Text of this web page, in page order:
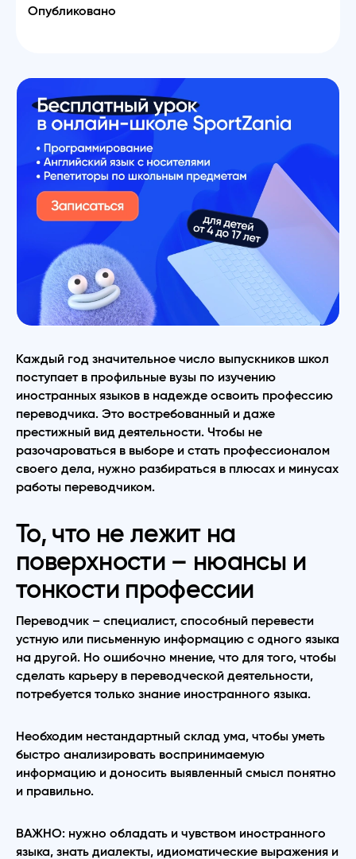
Опубликовано
Каждый год значительное число выпускников школ
поступает в профильные вузы по изучению
иностранных языков в надежде освоить профессию
переводчика. Это востребованный и даже
престижный вид деятельности. Чтобы не
разочароваться в выборе и стать профессионалом
своего дела, нужно разбираться в плюсах и минусах
работы переводчиком.
То, что не лежит на
поверхности – нюансы и
тонкости профессии
Переводчик – специалист, способный перевести
устную или письменную информацию с одного языка
на другой. Но ошибочно мнение, что для того, чтобы
сделать карьеру в переводческой деятельности,
потребуется только знание иностранного языка.
Необходим нестандартный склад ума, чтобы уметь
быстро анализировать воспринимаемую
информацию и доносить выявленный смысл понятно
и правильно.
ВАЖНО: нужно обладать и чувством иностранного
языка, знать диалекты, идиоматические выражения и